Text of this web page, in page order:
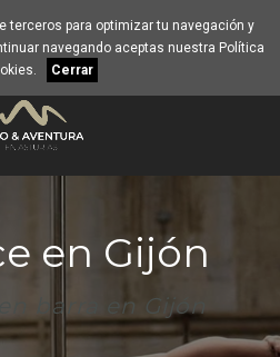
terceros para optimizar tu navegación y
navegando aceptas nuestra Política
. Cerrar
en Gijón
barra en Gijón